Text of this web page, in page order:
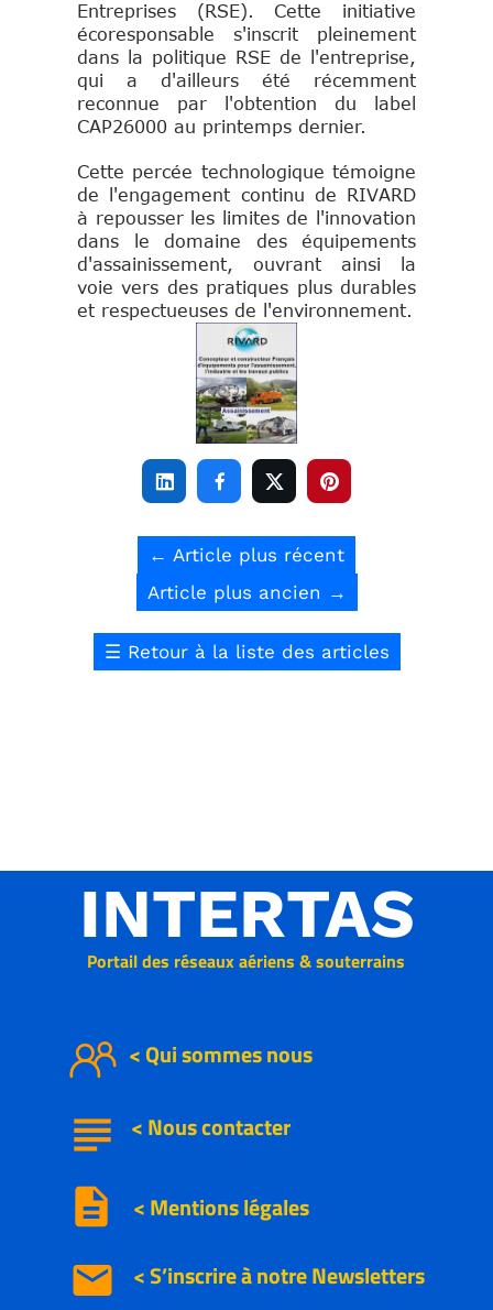
description
subject
email
INTERTAS
<Nouscontacter
< Qui sommes nous
< S’inscrire à notreNewsletters
< Mentions légales
Portail des réseaux aériens & souterrains
Entreprises (RSE). Cette initiative
écoresponsable s'inscrit pleinement
dans la politique RSE de l'entreprise,
qui a d'ailleurs été récemment
reconnue par l'obtention du label
CAP26000 au printemps dernier.
Cette percée technologique témoigne
de l'engagement continu de RIVARD
à repousser les limites de l'innovation
dans le domaine des équipements
d'assainissement, ouvrant ainsi la
voie vers des pratiques plus durables
et respectueuses de l'environnement.
   
← Article plus récent
Article plus ancien →
☰ Retour à la liste des articles